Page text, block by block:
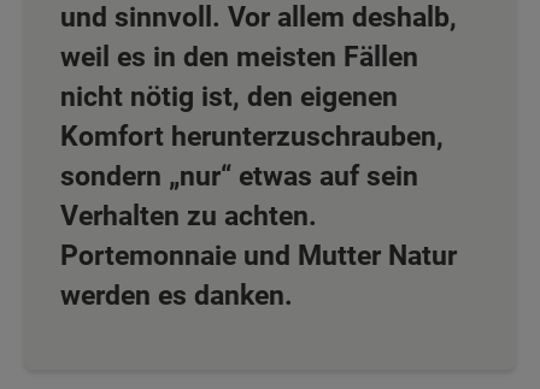
und sinnvoll. Vor allem deshalb,
weil es in den meisten Fällen
nicht nötig ist, den eigenen
Komfort herunterzuschrauben,
sondern „nur“ etwas auf sein
Verhalten zu achten.
Portemonnaie und Mutter Natur
werden es danken.